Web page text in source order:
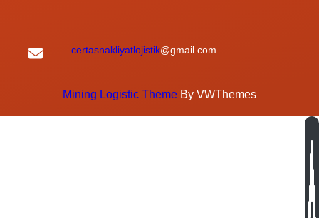
certasnakliyatlojistik@gmail.com
Mining Logistic Theme By VWThemes